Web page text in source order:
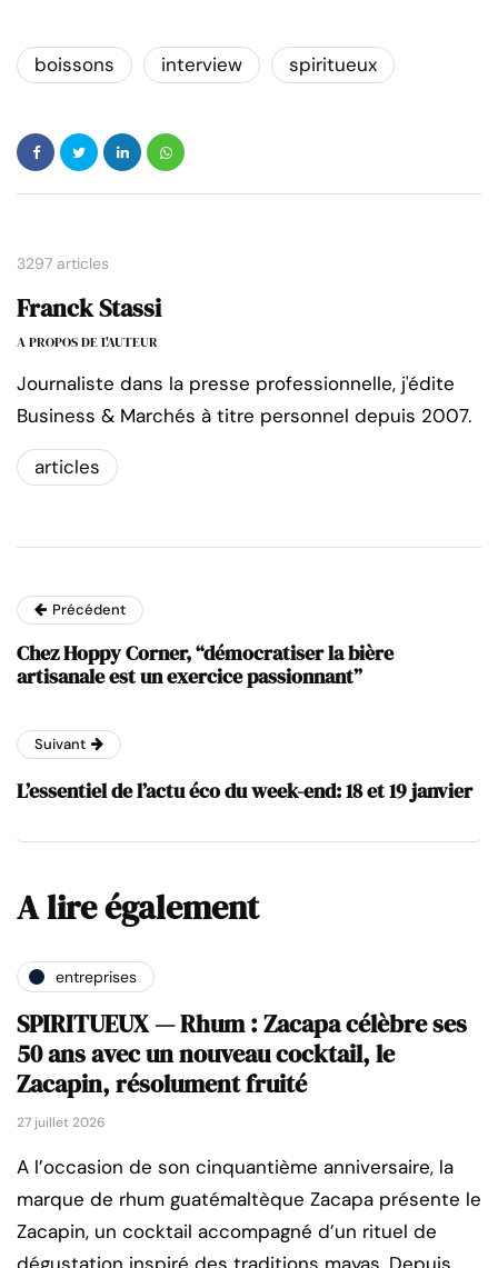
boissons interview spiritueux
3297 articles
Franck Stassi
A PROPOS DE L'AUTEUR
Journaliste dans la presse professionnelle, j'édite
Business & Marchés à titre personnel depuis 2007.
articles
Précédent
Chez Hoppy Corner, “démocratiser la bière
artisanale est un exercice passionnant”
Suivant
L’essentiel de l’actu éco du week-end: 18 et 19 janvier
A lire également
entreprises
SPIRITUEUX — Rhum : Zacapa célèbre ses
50 ans avec un nouveau cocktail, le
Zacapin, résolument fruité
27 juillet 2026
A l’occasion de son cinquantième anniversaire, la
marque de rhum guatémaltèque Zacapa présente le
Zacapin, un cocktail accompagné d’un rituel de